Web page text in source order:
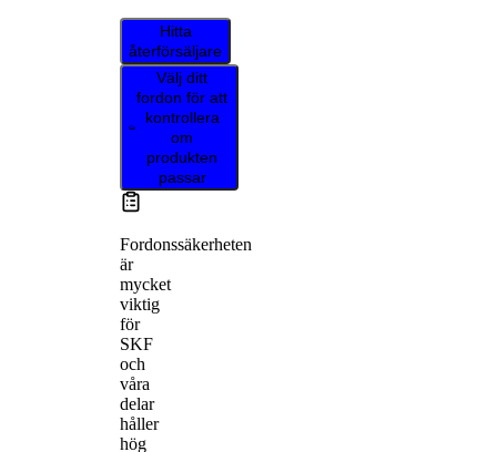
Hitta
återförsäljare
Välj ditt
fordon för att
kontrollera
om
produkten
passar
Fordonssäkerheten
är
mycket
viktig
för
SKF
och
våra
delar
håller
hög